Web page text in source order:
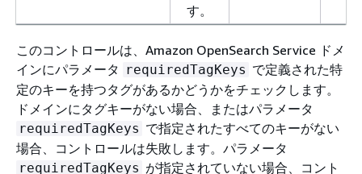
す。
このコントロールは、Amazon OpenSearch Service ドメ
インにパラメータ requiredTagKeys で定義された特
定のキーを持つタグがあるかどうかをチェックします。
ドメインにタグキーがない場合、またはパラメータ
requiredTagKeys で指定されたすべてのキーがない
場合、コントロールは失敗します。パラメータ
requiredTagKeys が指定されていない場合、コント